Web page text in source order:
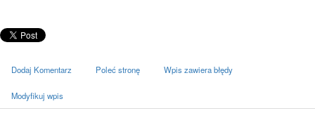
Dodaj Komentarz Poleć stronę Wpis zawiera błędy
Modyfikuj wpis